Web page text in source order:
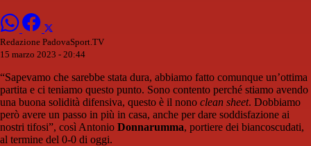
Redazione PadovaSport.TV
15 marzo 2023 - 20:44
“Sapevamo che sarebbe stata dura, abbiamo fatto comunque un’ottima
partita e ci teniamo questo punto. Sono contento perché stiamo avendo
una buona solidità difensiva, questo è il nono clean sheet. Dobbiamo
però avere un passo in più in casa, anche per dare soddisfazione ai
nostri tifosi”, così Antonio Donnarumma, portiere dei biancoscudati,
al termine del 0-0 di oggi.